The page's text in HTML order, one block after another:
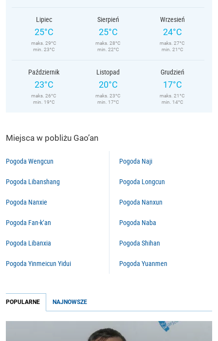
Lipiec
25°C
maks. 29°C
min. 23°C
Sierpień
25°C
maks. 28°C
min. 22°C
Wrzesień
24°C
maks. 27°C
min. 21°C
Październik
23°C
maks. 26°C
min. 19°C
Listopad
20°C
maks. 23°C
min. 17°C
Grudzień
17°C
maks. 21°C
min. 14°C
Miejsca w pobliżu Gao’an
Pogoda Wengcun
Pogoda Libanshang
Pogoda Nanxie
Pogoda Fan-k’an
Pogoda Libanxia
Pogoda Yinmeicun Yidui
Pogoda Naji
Pogoda Longcun
Pogoda Nanxun
Pogoda Naba
Pogoda Shihan
Pogoda Yuanmen
POPULARNE NAJNOWSZE